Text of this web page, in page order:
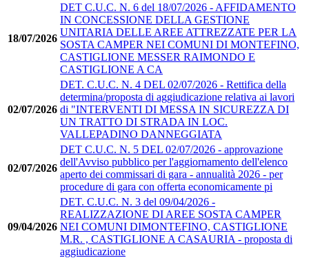
18/07/2026
DET C.U.C. N. 6 del 18/07/2026 - AFFIDAMENTO
IN CONCESSIONE DELLA GESTIONE
UNITARIA DELLE AREE ATTREZZATE PER LA
SOSTA CAMPER NEI COMUNI DI MONTEFINO,
CASTIGLIONE MESSER RAIMONDO E
CASTIGLIONE A CA
02/07/2026
DET. C.U.C. N. 4 DEL 02/07/2026 - Rettifica della
determina/proposta di aggiudicazione relativa ai lavori
di "INTERVENTI DI MESSA IN SICUREZZA DI
UN TRATTO DI STRADA IN LOC.
VALLEPADINO DANNEGGIATA
02/07/2026
DET C.U.C. N. 5 DEL 02/07/2026 - approvazione
dell'Avviso pubblico per l'aggiornamento dell'elenco
aperto dei commissari di gara - annualità 2026 - per
procedure di gara con offerta economicamente pi
09/04/2026
DET. C.U.C. N. 3 del 09/04/2026 -
REALIZZAZIONE DI AREE SOSTA CAMPER
NEI COMUNI DIMONTEFINO, CASTIGLIONE
M.R. , CASTIGLIONE A CASAURIA - proposta di
aggiudicazione